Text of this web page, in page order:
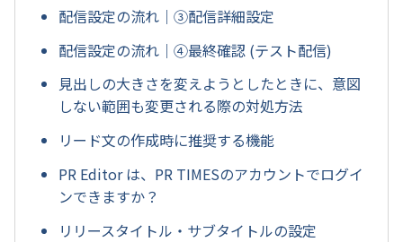
配信設定の流れ｜③配信詳細設定
配信設定の流れ｜④最終確認 (テスト配信)
見出しの大きさを変えようとしたときに、意図
しない範囲も変更される際の対処方法
リード文の作成時に推奨する機能
PR Editor は、PR TIMESのアカウントでログイ
ンできますか？
リリースタイトル・サブタイトルの設定